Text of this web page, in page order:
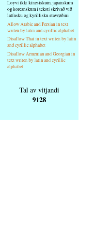
Loyvi ikki kinesiskum, japanskum
og koreanskum í teksti skrivað við
latínsku og kyrillisku stavrøðini
Allow Arabic and Persian in text
writen by latin and cyrillic alphabet
Disallow Thai in text writen by latin
and cyrillic alphabet
Disallow Armenian and Georgian in
text writen by latin and cyrillic
alphabet
Tal av vitjandi
9128